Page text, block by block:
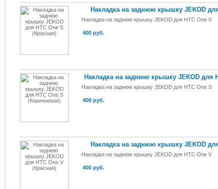
Накладка на заднюю крышку JEKOD
Накладка на заднюю крышку JEKOD для HTC One S
400 руб.
Накладка на заднюю крышку JEKOD для
Накладка на заднюю крышку JEKOD для HTC One S
400 руб.
Накладка на заднюю крышку JEKOD
Накладка на заднюю крышку JEKOD для HTC One V
400 руб.